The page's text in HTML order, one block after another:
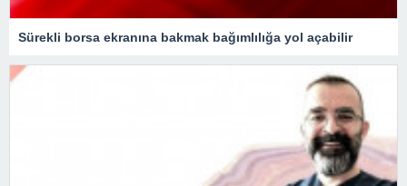
Sürekli borsa ekranına bakmak bağımlılığa yol açabilir